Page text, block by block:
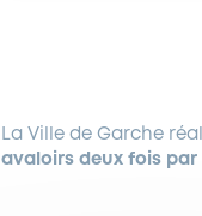
La Ville de Garche
avaloirs deux fois par